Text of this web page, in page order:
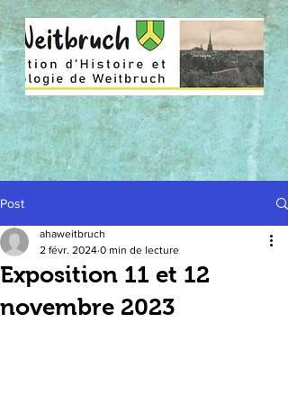
Post
Exposition 11 et 12
novembre 2023
ahaweitbruch
2 févr. 2024 0 min de lecture